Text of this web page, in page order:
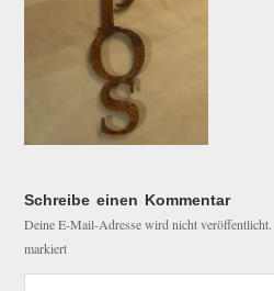
Schreibe einen Kommentar
Deine E-Mail-Adresse wird nicht veröffentlicht.
markiert